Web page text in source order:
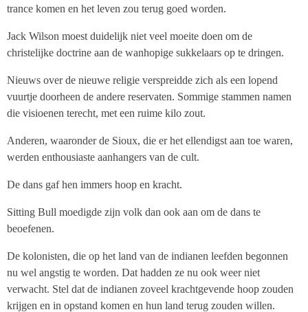
trance komen en het leven zou terug goed worden.
Jack Wilson moest duidelijk niet veel moeite doen om de
christelijke doctrine aan de wanhopige sukkelaars op te dringen.
Nieuws over de nieuwe religie verspreidde zich als een lopend
vuurtje doorheen de andere reservaten. Sommige stammen namen
die visioenen terecht, met een ruime kilo zout.
Anderen, waaronder de Sioux, die er het ellendigst aan toe waren,
werden enthousiaste aanhangers van de cult.
De dans gaf hen immers hoop en kracht.
Sitting Bull moedigde zijn volk dan ook aan om de dans te
beoefenen.
De kolonisten, die op het land van de indianen leefden begonnen
nu wel angstig te worden. Dat hadden ze nu ook weer niet
verwacht. Stel dat de indianen zoveel krachtgevende hoop zouden
krijgen en in opstand komen en hun land terug zouden willen.